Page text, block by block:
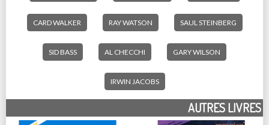
CARD WALKER RAY WATSON SAUL STEINBERG
SID BASS AL CHECCHI GARY WILSON
IRWIN JACOBS
AUTRES LIVRES